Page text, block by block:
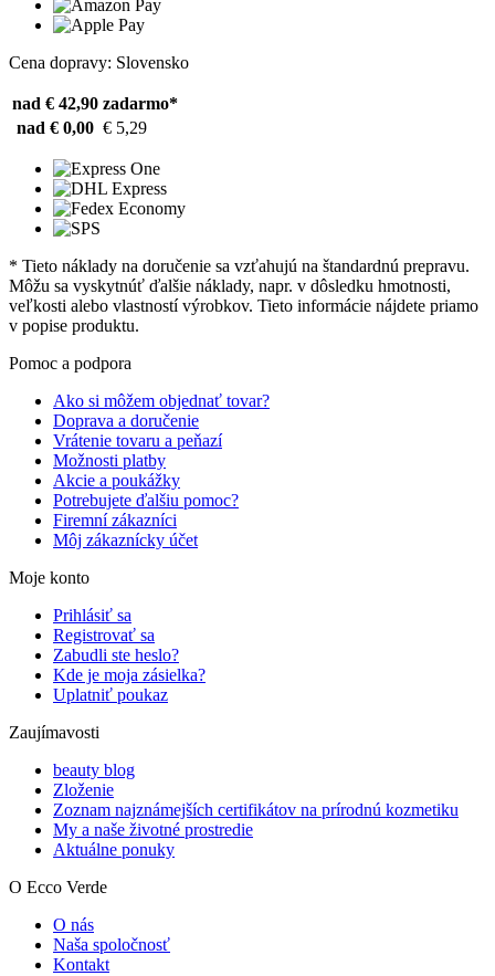
Cena dopravy: Slovensko
nad € 42,90 zadarmo*
nad € 0,00 € 5,29
* Tieto náklady na doručenie sa vzťahujú na štandardnú prepravu.
Môžu sa vyskytnúť ďalšie náklady, napr. v dôsledku hmotnosti,
veľkosti alebo vlastností výrobkov. Tieto informácie nájdete priamo
v popise produktu.
Pomoc a podpora
Ako si môžem objednať tovar?
Doprava a doručenie
Vrátenie tovaru a peňazí
Možnosti platby
Akcie a poukážky
Potrebujete ďalšiu pomoc?
Firemní zákazníci
Môj zákaznícky účet
Moje konto
Prihlásiť sa
Registrovať sa
Zabudli ste heslo?
Kde je moja zásielka?
Uplatniť poukaz
Zaujímavosti
beauty blog
Zloženie
Zoznam najznámejších certifikátov na prírodnú kozmetiku
My a naše životné prostredie
Aktuálne ponuky
O Ecco Verde
O nás
Naša spoločnosť
Kontakt